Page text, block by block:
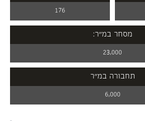
176
מסחר במ"ר:
23,000
תחבורה במ"ר
6,000